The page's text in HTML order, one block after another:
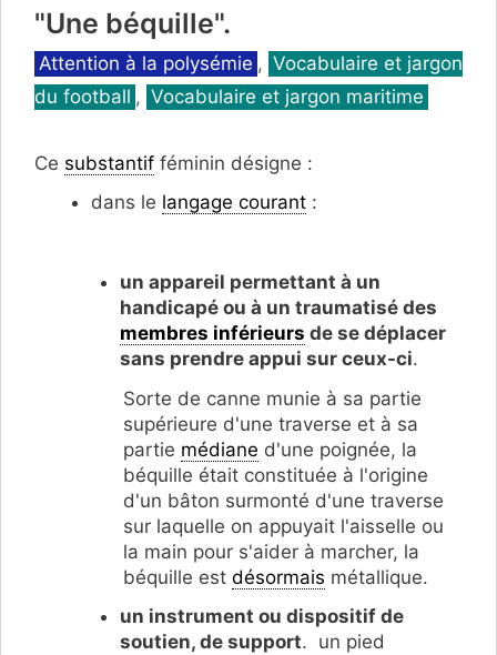
"Une béquille".
Catégories
Attention à la polysémie , Vocabulaire et jargon
du football , Vocabulaire et jargon maritime
Ce substantif féminin désigne :
dans le langage courant :
un appareil permettant à un
handicapé ou à un traumatisé des
membres inférieurs de se déplacer
sans prendre appui sur ceux-ci.
Sorte de canne munie à sa partie
supérieure d'une traverse et à sa
partie médiane d'une poignée, la
béquille était constituée à l'origine
d'un bâton surmonté d'une traverse
sur laquelle on appuyait l'aisselle ou
la main pour s'aider à marcher, la
béquille est désormais métallique.
un instrument ou dispositif de
soutien, de support. un pied